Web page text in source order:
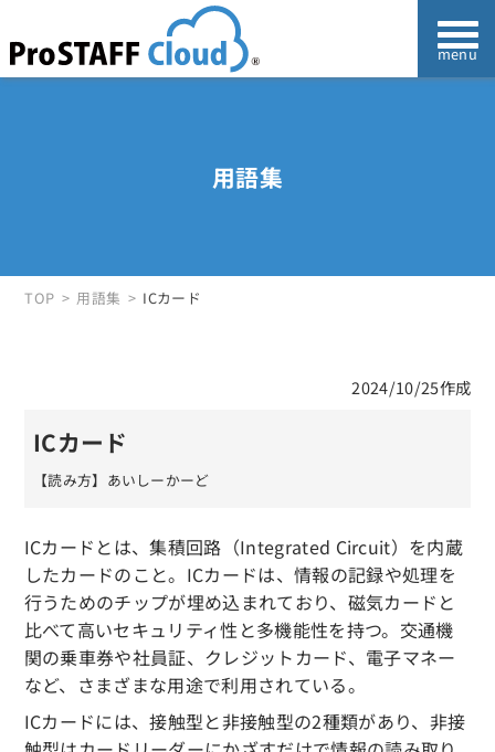
用語集
TOP 用語集 ICカード
2024/10/25作成
ICカード
【読み方】あいしーかーど
ICカードとは、集積回路（Integrated Circuit）を内蔵
したカードのこと。ICカードは、情報の記録や処理を
行うためのチップが埋め込まれており、磁気カードと
比べて高いセキュリティ性と多機能性を持つ。交通機
関の乗車券や社員証、クレジットカード、電子マネー
など、さまざまな用途で利用されている。
ICカードには、接触型と非接触型の2種類があり、非接